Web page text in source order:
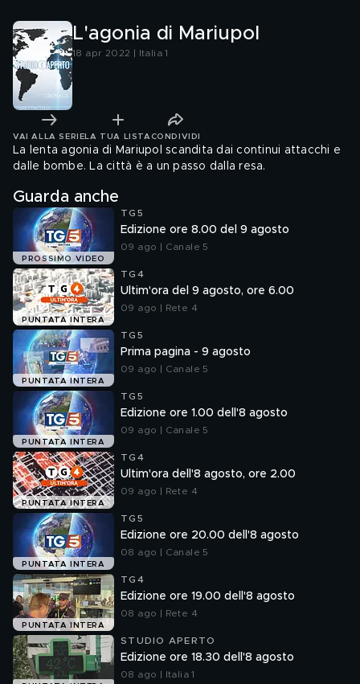
L'agonia di Mariupol
18 apr 2022 | Italia 1
VAI ALLA SERIE LA TUA LISTA CONDIVIDI
La lenta agonia di Mariupol scandita dai continui attacchi e
dalle bombe. La città è a un passo dalla resa.
Guarda anche
PROSSIMO VIDEO
TG5
Edizione ore 8.00 del 9 agosto
09 ago | Canale 5
PUNTATA INTERA
TG4
Ultim'ora del 9 agosto, ore 6.00
09 ago | Rete 4
PUNTATA INTERA
TG5
Prima pagina - 9 agosto
09 ago | Canale 5
PUNTATA INTERA
TG5
Edizione ore 1.00 dell'8 agosto
09 ago | Canale 5
PUNTATA INTERA
TG4
Ultim'ora dell'8 agosto, ore 2.00
09 ago | Rete 4
PUNTATA INTERA
TG5
Edizione ore 20.00 dell'8 agosto
08 ago | Canale 5
PUNTATA INTERA
TG4
Edizione ore 19.00 dell'8 agosto
08 ago | Rete 4
STUDIO APERTO
Edizione ore 18.30 dell'8 agosto
08 ago | Italia 1